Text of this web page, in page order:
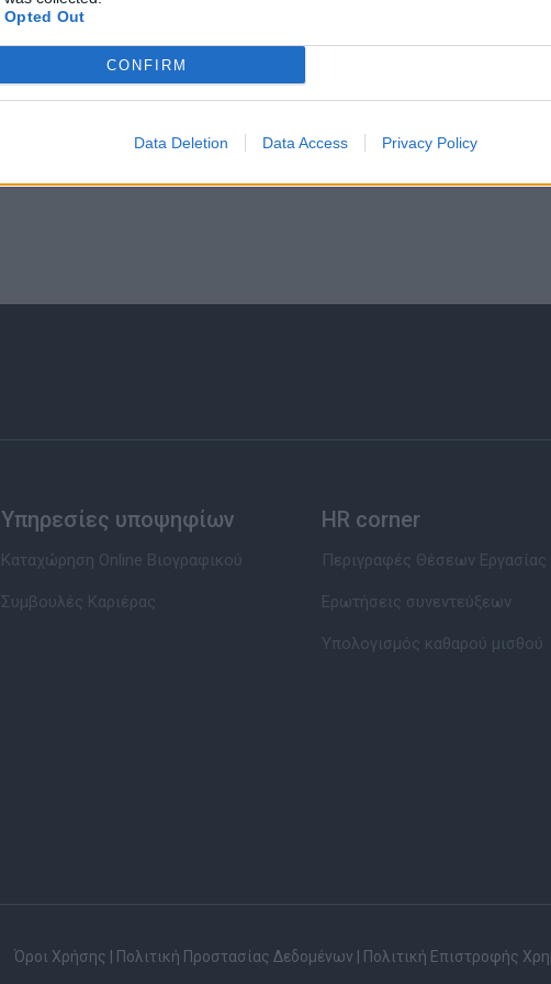
Opted Out
CONFIRM
Data Deletion Data Access Privacy Policy
Υπηρεσίες υποψηφίων
Καταχώρηση Online Βιογραφικού
Συμβουλές Καριέρας
HR corner
Περιγραφές Θέσεων Εργασίας
Ερωτήσεις συνεντεύξεων
Υπολογισμός καθαρού μισθού
Όροι Χρήσης Πολιτική Προστασίας Δεδομένων Πολιτική Επιστροφής